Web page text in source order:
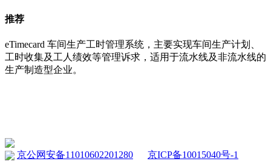
推荐
eTimecard 车间生产工时管理系统，主要实现车间生产计划、
工时收集及工人绩效等管理诉求，适用于流水线及非流水线的
生产制造型企业。
京公网安备11010602201280
京ICP备10015040号-1